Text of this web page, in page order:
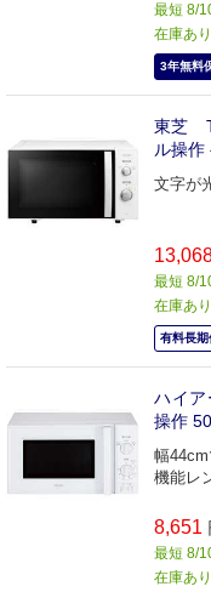
最短 8/
在庫あり
3年無料
東芝
ル操
文字が
最短 8/
在庫あり
有料長期
ハイア
操作
幅
機能レ
8,651
最短 8/
在庫あり